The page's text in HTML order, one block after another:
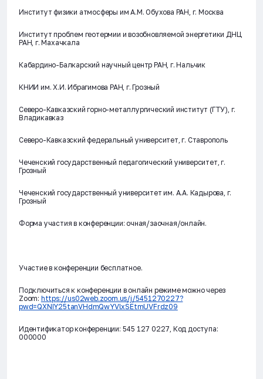
Институт физики атмосферы им А.М. Обухова РАН, г. Москва
Институт проблем геотермии и возобновляемой энергетики ДНЦ
РАН, г. Махачкала
Кабардино-Балкарский научный центр РАН, г. Нальчик
КНИИ им. Х.И. Ибрагимова РАН, г. Грозный
Северо-Кавказский горно-металлургический институт (ГТУ), г.
Владикавказ
Северо-Кавказский федеральный университет, г. Ставрополь
Чеченский государственный педагогический университет, г.
Грозный
Чеченский государственный университет им. А.А. Кадырова, г.
Грозный
Форма участия в конференции: очная/заочная/онлайн.
Участие в конференции бесплатное.
Подключиться к конференции в онлайн режиме можно через
Zoom: https://us02web.zoom.us/j/5451270227?
pwd=QXNIY25tanVHdmQwYVlxSEtmUVFrdz09
Идентификатор конференции: 545 127 0227, Код доступа:
000000